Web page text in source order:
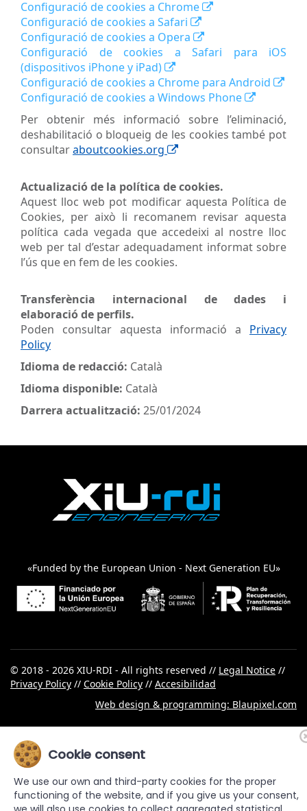
Configuració de cookies a Chrome
Configuració de cookies a Safari
Configuració de cookies a Opera
Configuració de cookies a Safari para iOS
(dispositivos iPhone y iPad)
Configuració de cookies a Chrome para Android
Configuració de cookies a Windows Phone
Per obtenir més informació sobre l’eliminació,
deshabilitació o bloqueig de les cookies també pot
consultaraboutcookies.org
Actualizació de la política de cookies.
Aquest lloc web pot modificar aquesta Política de
Cookies, per això li recomanem revisar aquesta
política cada vegada que accedeixi al nostre lloc
web per tal d’estar adequadament informat sobre
l’ús que en fem de les cookies.
Transferència internacional de dades i
elaboració de perfils.
Poden consultar aquesta informació a Privacy
Policy
Idioma de redacció: Català
Idioma disponible: Català
Darrera actualització: 25/01/2024
«Funded by the European Union - Next Generation EU»
© 2018 - 2026 XIU-RDI - All rights reserved // Legal Notice //
Privacy Policy // Cookie Policy // Accesibilidad
Web design & programming: Blaupixel.com
Cookie consent
We use our own and third-party cookies for the proper
functioning of the website, and if you give us your consent,